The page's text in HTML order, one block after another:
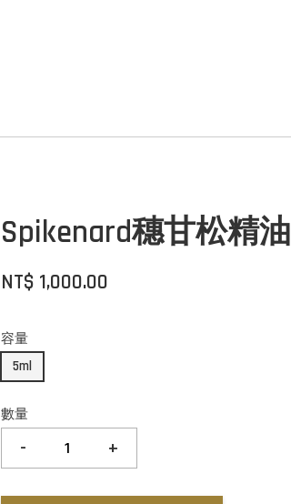
Spikenard穗甘松精油
NT$ 1,000.00
容量
5ml
數量
- +